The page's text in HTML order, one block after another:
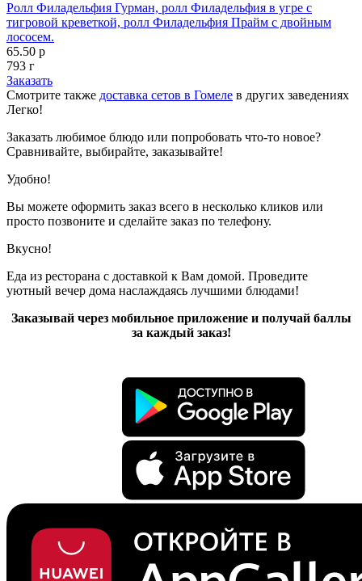
Ролл Филадельфия Гурман, ролл Филадельфия в угре с
тигровой креветкой, ролл Филадельфия Прайм с двойным
лососем.
65.50 р
793 г
Заказать
Смотрите также доставка сетов в Гомеле в других заведениях
Легко!
Заказать любимое блюдо или попробовать что-то новое?
Сравнивайте, выбирайте, заказывайте!
Удобно!
Вы можете оформить заказ всего в несколько кликов или
просто позвоните и сделайте заказ по телефону.
Вкусно!
Еда из ресторана с доставкой к Вам домой. Проведите
уютный вечер дома наслаждаясь лучшими блюдами!
Заказывай через мобильное приложение и получай баллы
за каждый заказ!